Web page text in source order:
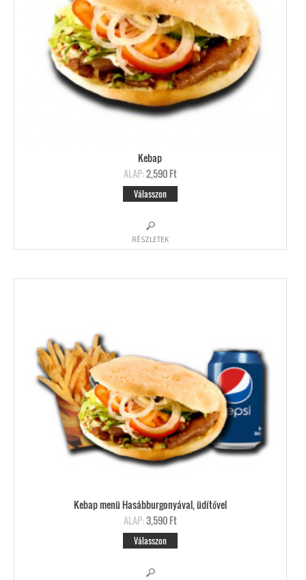
Kebap
ALAP:2,590 Ft
Válasszon
RÉSZLETEK
Kebap menü Hasábburgonyával, üdítővel
ALAP:3,590 Ft
Válasszon